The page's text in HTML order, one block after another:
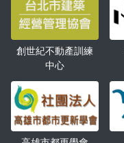
創世紀不動產訓練
中心